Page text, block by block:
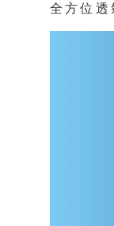
全方位透